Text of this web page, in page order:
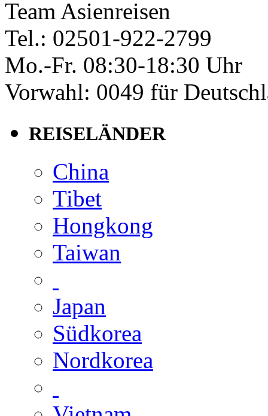
Team Asienreisen
Tel.: 02501-922-2799
Mo.-Fr. 08:30-18:30 Uhr
Vorwahl: 0049 für
REISELÄNDER
China
Tibet
Hongkong
Taiwan
Japan
Südkorea
Nordkorea